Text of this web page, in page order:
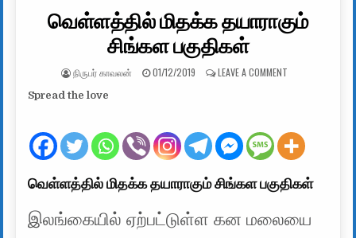
வெள்ளத்தில் மிதக்க தயாராகும்
சிங்கள பகுதிகள்
AUTHOR:
நிருபர் காவலன் PUBLISHED DATE:
01/12/2019 LEAVE A COMMENTON வெள்ளத்தில்
Spread the love
வெள்ளத்தில் மிதக்க தயாராகும் சிங்கள பகுதிகள்
இலங்கையில் ஏற்பட்டுள்ள கன மலையை